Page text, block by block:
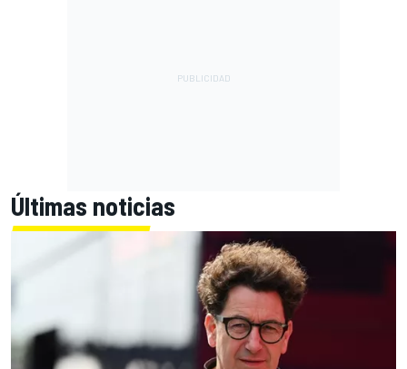
Últimas noticias